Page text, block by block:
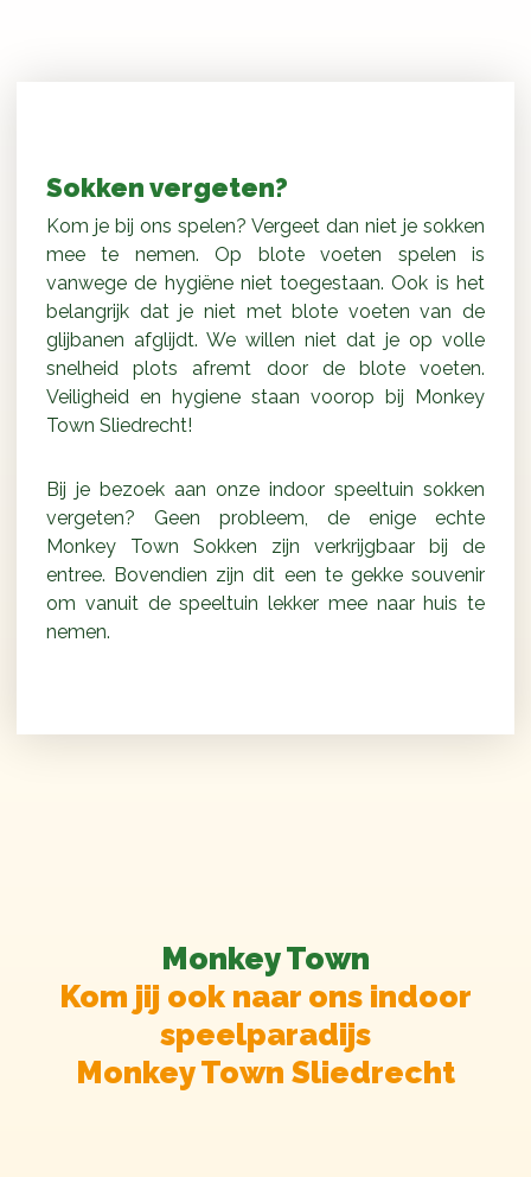
Sokken vergeten?
Kom je bij ons spelen? Vergeet dan niet je sokken
mee te nemen. Op blote voeten spelen is
vanwege de hygiëne niet toegestaan. Ook is het
belangrijk dat je niet met blote voeten van de
glijbanen afglijdt. We willen niet dat je op volle
snelheid plots afremt door de blote voeten.
Veiligheid en hygiene staan voorop bij Monkey
Town Sliedrecht!
Bij je bezoek aan onze indoor speeltuin sokken
vergeten? Geen probleem, de enige echte
Monkey Town Sokken zijn verkrijgbaar bij de
entree. Bovendien zijn dit een te gekke souvenir
om vanuit de speeltuin lekker mee naar huis te
nemen.
Monkey Town
Kom jij ook naar ons indoor
speelparadijs
Monkey Town Sliedrecht